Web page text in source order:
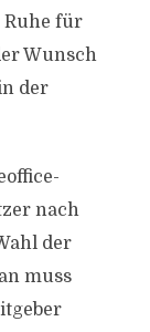
Ruhe für
Wunsch
der
nach
der
muss